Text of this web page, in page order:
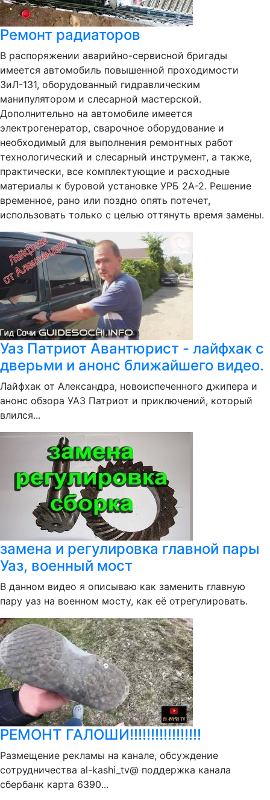
Ремонт радиаторов
В распоряжении аварийно-сервисной бригады
имеется автомобиль повышенной проходимости
ЗиЛ-131, оборудованный гидравлическим
манипулятором и слесарной мастерской.
Дополнительно на автомобиле имеется
электрогенератор, сварочное оборудование и
необходимый для выполнения ремонтных работ
технологический и слесарный инструмент, а также,
практически, все комплектующие и расходные
материалы к буровой установке УРБ 2А-2. Решение
временное, рано или поздно опять потечет,
использовать только с целью оттянуть время замены.
Уаз Патриот Авантюрист - лайфхак с
дверьми и анонс ближайшего видео.
Лайфхак от Александра, новоиспеченного джипера и
анонс обзора УАЗ Патриот и приключений, который
влился...
замена и регулировка главной пары
Уаз, военный мост
В данном видео я описываю как заменить главную
пару уаз на военном мосту, как её отрегулировать.
РЕМОНТ ГАЛОШИ!!!!!!!!!!!!!!!!!
Размещение рекламы на канале, обсуждение
сотрудничества al-kashi_tv@ поддержка канала
сбербанк карта 6390...